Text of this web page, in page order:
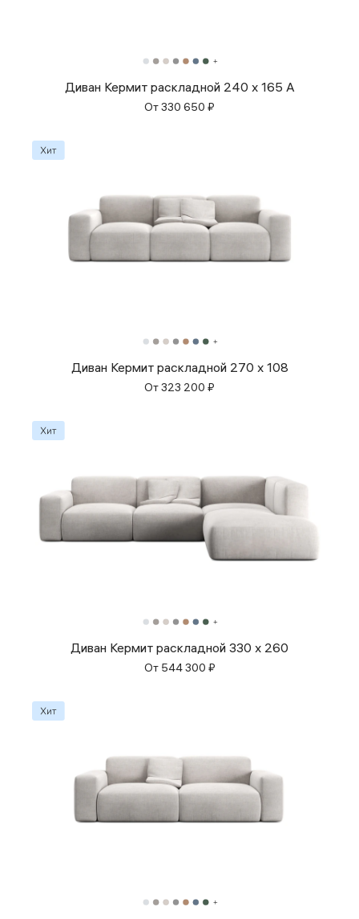
Диван Кермит раскладной 240 x 165 A
От330 650 ₽
Диван Кермит раскладной 270 x 108
От323 200 ₽
Диван Кермит раскладной 330 x 260
От 544 300 ₽